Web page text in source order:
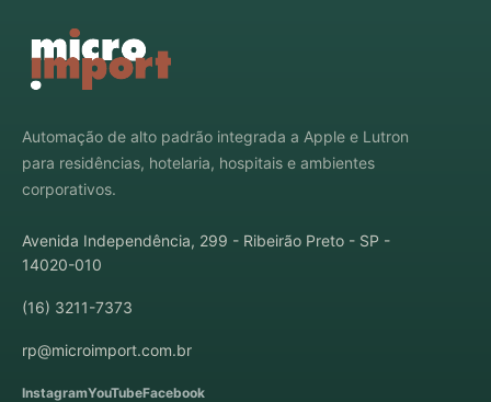
Automação de alto padrão integrada a Apple e Lutron
para residências, hotelaria, hospitais e ambientes
corporativos.
Avenida Independência, 299 - Ribeirão Preto - SP -
14020-010
(16) 3211-7373
rp@microimport.com.br
InstagramYouTubeFacebook